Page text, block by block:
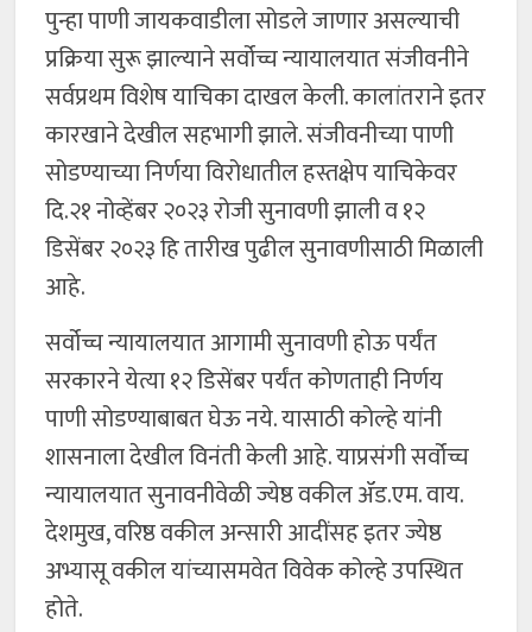
पुन्हा पाणी जायकवाडीला सोडले जाणार असल्याची
प्रक्रिया सुरू झाल्याने सर्वोच्च न्यायालयात संजीवनीने
सर्वप्रथम विशेष याचिका दाखल केली. कालांतराने इतर
कारखाने देखील सहभागी झाले. संजीवनीच्या पाणी
सोडण्याच्या निर्णया विरोधातील हस्तक्षेप याचिकेवर
दि.२१ नोव्हेंबर २०२३ रोजी सुनावणी झाली व १२
डिसेंबर २०२३ हि तारीख पुढील सुनावणीसाठी मिळाली
आहे.
सर्वोच्च न्यायालयात आगामी सुनावणी होऊ पर्यंत
सरकारने येत्या १२ डिसेंबर पर्यंत कोणताही निर्णय
पाणी सोडण्याबाबत घेऊ नये. यासाठी कोल्हे यांनी
शासनाला देखील विनंती केली आहे. याप्रसंगी सर्वोच्च
न्यायालयात सुनावनीवेळी ज्येष्ठ वकील ॲड.एम. वाय.
देशमुख, वरिष्ठ वकील अन्सारी आदींसह इतर ज्येष्ठ
अभ्यासू वकील यांच्यासमवेत विवेक कोल्हे उपस्थित
होते.